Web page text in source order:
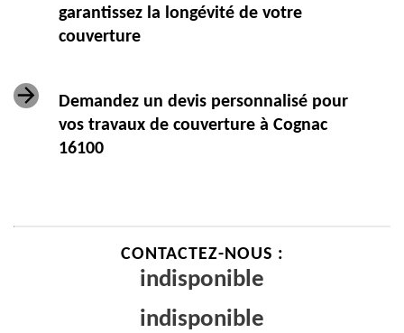
garantissez la longévité de votre
couverture
Demandez un devis personnalisé pour
vos travaux de couverture à Cognac
16100
CONTACTEZ-NOUS :
indisponible
indisponible